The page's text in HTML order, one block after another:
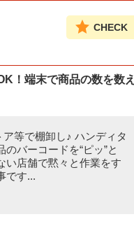
CHECK
！端末で商品の数を数え
等で棚卸し♪ ハンディタ
バーコードを“ピッ”と
い店舗で黙々と作業をす
です...